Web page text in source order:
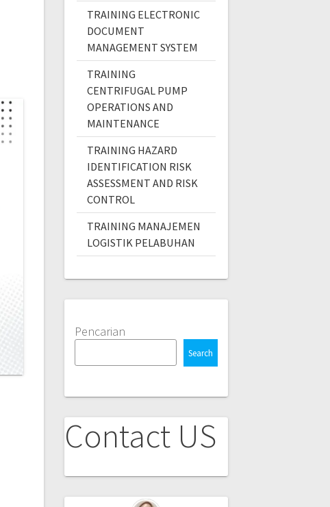
TRAINING ELECTRONIC
DOCUMENT
MANAGEMENT SYSTEM
TRAINING
CENTRIFUGAL PUMP
OPERATIONS AND
MAINTENANCE
TRAINING HAZARD
IDENTIFICATION RISK
ASSESSMENT AND RISK
CONTROL
TRAINING MANAJEMEN
LOGISTIK PELABUHAN
Pencarian
Search
Contact US